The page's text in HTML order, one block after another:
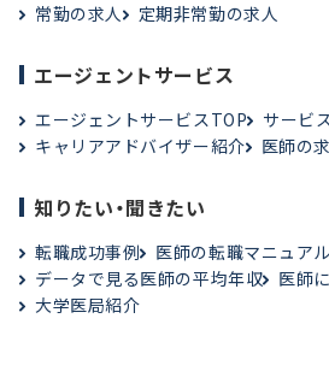
常勤の求人 定期非常勤の求人
エージェントサービス
エージェントサービスTOP
サービ
キャリアアドバイザー紹介
医師の
知りたい・聞きたい
転職成功事例
医師の転職マニュアル
データで見る医師の平均年収
医師
大学医局紹介